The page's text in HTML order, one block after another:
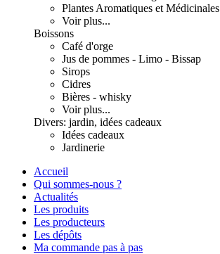
Plantes Aromatiques et Médicinales
Voir plus...
Boissons
Café d'orge
Jus de pommes - Limo - Bissap
Sirops
Cidres
Bières - whisky
Voir plus...
Divers: jardin, idées cadeaux
Idées cadeaux
Jardinerie
Accueil
Qui sommes-nous ?
Actualités
Les produits
Les producteurs
Les dépôts
Ma commande pas à pas